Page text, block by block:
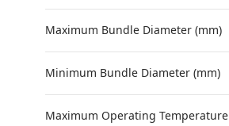
Maximum Bundle Diameter (mm)
Minimum Bundle Diameter (mm)
Maximum Operating Temperature